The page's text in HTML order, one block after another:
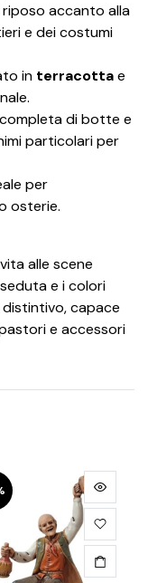
accanto alla
e dei costumi
in terracottae
di botte e
particolari per
per
osterie.
alle scene
e i colori
capace
e accessori